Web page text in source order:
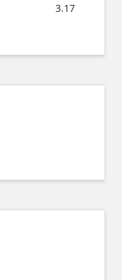
3.17